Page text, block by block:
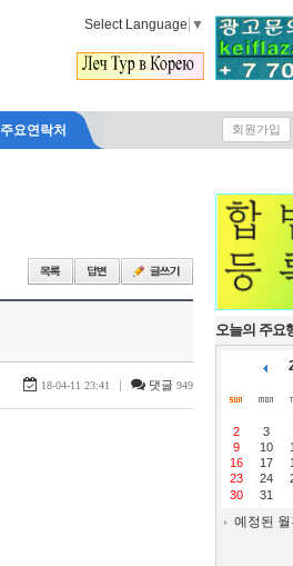
Select Language ▼
주요연락처 회원가입
18-04-11 23:41 | 댓글 949
오늘의 주요
2
3
9
10
16
17
23
24
30
31
예정된